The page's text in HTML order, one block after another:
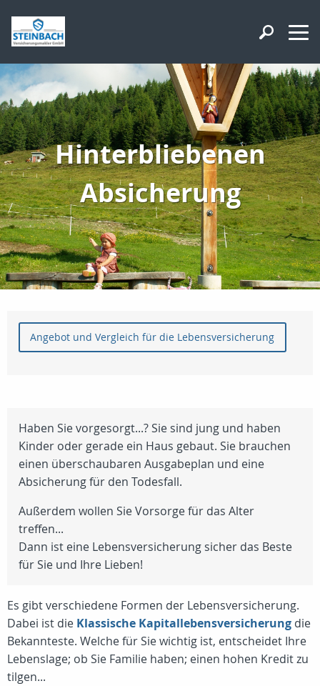
Hinterbliebenen
Absicherung
Angebot und Vergleich für die Lebensversicherung
Haben Sie vorgesorgt...? Sie sind jung und haben
Kinder oder gerade ein Haus gebaut. Sie brauchen
einen überschaubaren Ausgabeplan und eine
Absicherung für den Todesfall.
Außerdem wollen Sie Vorsorge für das Alter
treffen...
Dann ist eine Lebensversicherung sicher das Beste
für Sie und Ihre Lieben!
Es gibt verschiedene Formen der Lebensversicherung.
Dabei ist die Klassische Kapitallebensversicherung die
Bekannteste. Welche für Sie wichtig ist, entscheidet Ihre
Lebenslage; ob Sie Familie haben; einen hohen Kredit zu
tilgen...